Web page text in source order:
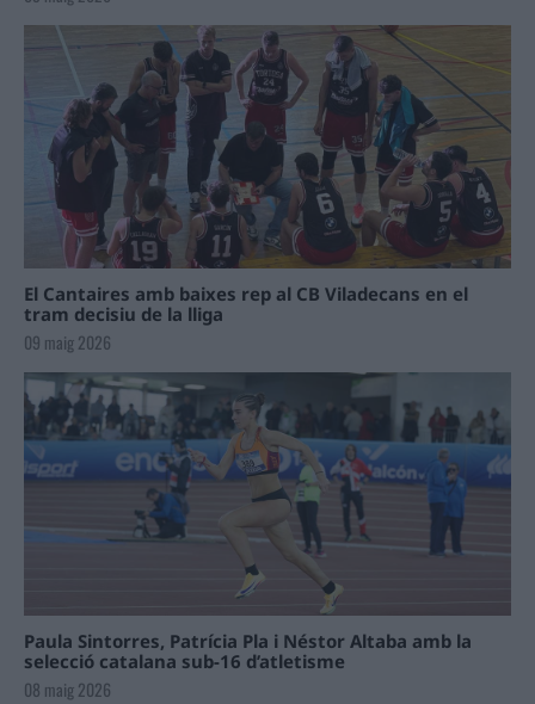
El Cantaires amb baixes rep al CB Viladecans en el
tram decisiu de la lliga
09 maig 2026
Paula Sintorres, Patrícia Pla i Néstor Altaba amb la
selecció catalana sub-16 d’atletisme
08 maig 2026